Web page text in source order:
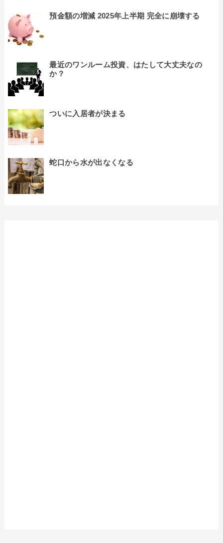
預金額の増減 2025年上半期 完全に崩壊する
最近のワンルーム投資、はたして大丈夫なの
か？
ついに入居者が決まる
蛇口から水が出なくなる